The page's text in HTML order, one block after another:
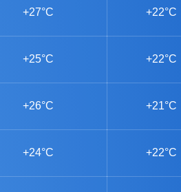
+27°C +22°C
+25°C +22°C
+26°C +21°C
+24°C +22°C